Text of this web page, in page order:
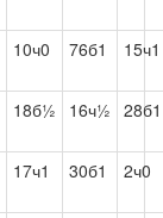
10ч0 76б1 15ч1
18б½ 16ч½ 28б1
17ч1 30б1 2ч0